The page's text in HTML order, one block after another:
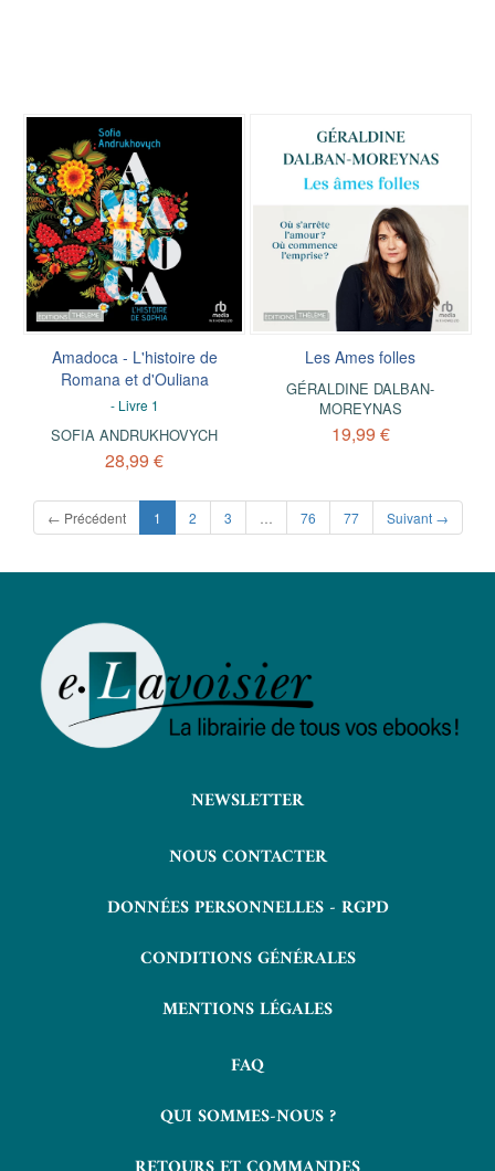
Amadoca - L'histoire de
Romana et d'Ouliana
- Livre 1
SOFIA ANDRUKHOVYCH
28,99 €
Les Ames folles
GÉRALDINE DALBAN-
MOREYNAS
19,99 €
← Précédent 1 (current)
2 3 76 77 Suivant →
NEWSLETTER
NOUS CONTACTER
DONNÉES PERSONNELLES - RGPD
CONDITIONS GÉNÉRALES
MENTIONS LÉGALES
FAQ
QUI SOMMES-NOUS ?